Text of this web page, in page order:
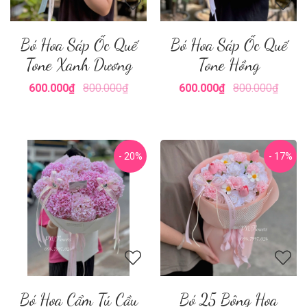
Bó Hoa Sáp Ốc Quế
Tone Xanh Dương
600.000₫ 800.000₫
Bó Hoa Sáp Ốc Quế
Tone Hồng
600.000₫ 800.000₫
- 20%
Bó Hoa Cẩm Tú Cầu
- 17%
Bó 25 Bông Hoa